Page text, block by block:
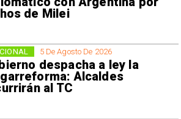
de Milei
5 De Agosto De 2026
despacha a ley la
Alcaldes
al TC